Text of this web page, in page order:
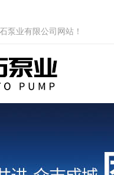
泵业有限公司网站！